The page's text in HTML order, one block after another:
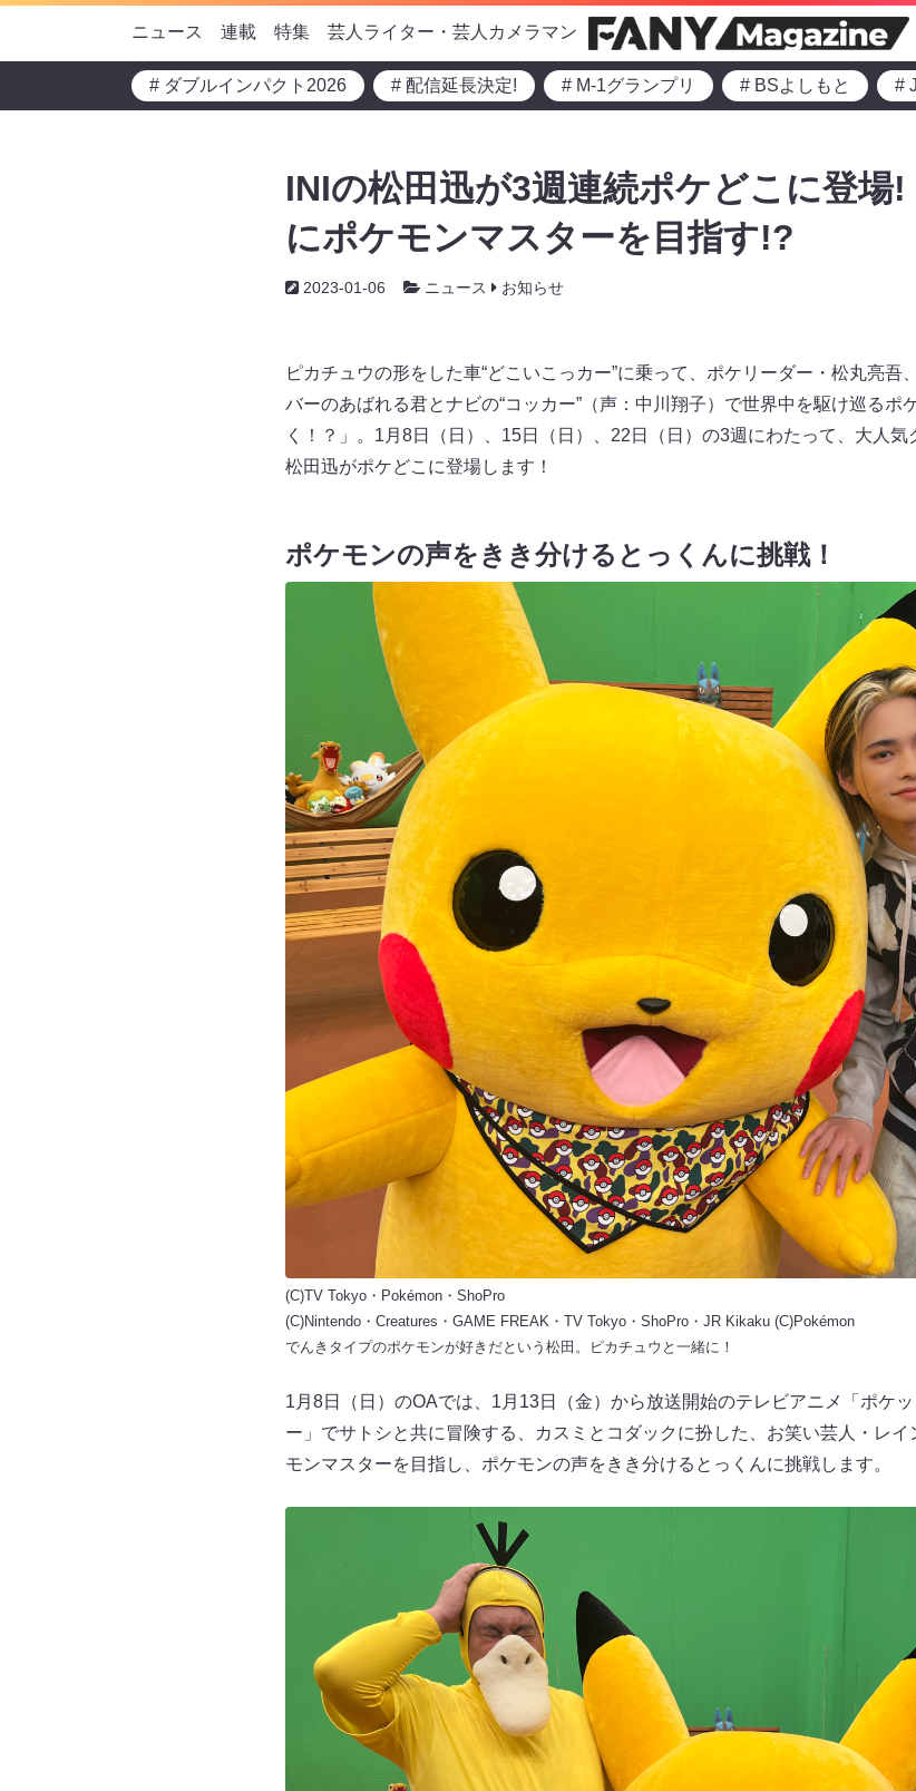
ニュース 連載 特集 芸人ライター・芸人カメラマン
# ダブルインパクト2026 # 配信延長決定! # M-1グランプリ # BSよしもと #
INIの松田迅が3週連続ポケどこに登場
にポケモンマスターを目指す!?
2023-01-06 ニュース お知らせ
ピカチュウの形をした車“どこいこっカー”に乗って、ポケリーダー・松丸亮吾
バーのあばれる君とナビの“コッカー”（声：中川翔子）で世界中を駆け巡るポ
く！？」。1月8日（日）、15日（日）、22日（日）の3週にわたって、大人
松田迅がポケどこに登場します！
ポケモンの声をきき分けるとっくんに挑戦！
(C)TV Tokyo・Pokémon・ShoPro
(C)Nintendo・Creatures・GAME FREAK・TV Tokyo・ShoPro・JR Kikaku (C)Pokémon
でんきタイプのポケモンが好きだという松田。ピカチュウと一緒に！
1月8日（日）のOAでは、1月13日（金）から放送開始のテレビアニメ「ポケ
ー」でサトシと共に冒険する、カスミとコダックに扮した、お笑い芸人・レ
モンマスターを目指し、ポケモンの声をきき分けるとっくんに挑戦します。